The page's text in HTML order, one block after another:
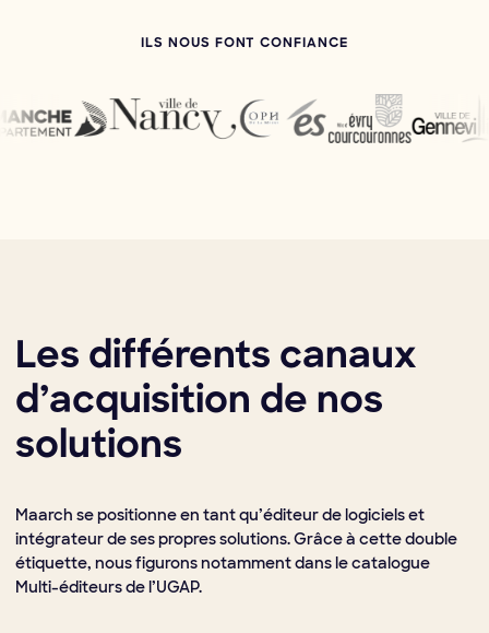
ILS NOUS FONT CONFIANCE
Les différents canaux
d’acquisition de nos
solutions
Maarch se positionne en tant qu’éditeur de logiciels et
intégrateur de ses propres solutions. Grâce à cette double
étiquette, nous figurons notamment dans le catalogue
Multi-éditeurs de l’UGAP.